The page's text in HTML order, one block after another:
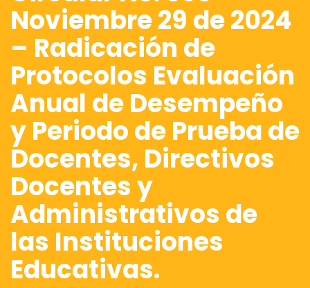
Noviembre 29 de 2024
– Radicación de
Protocolos Evaluación
Anual de Desempeño
y Periodo de Prueba de
Docentes, Directivos
Docentes y
Administrativos de
las Instituciones
Educativas.